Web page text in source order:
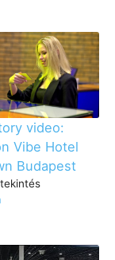
video:
Vibe Hotel
Budapest